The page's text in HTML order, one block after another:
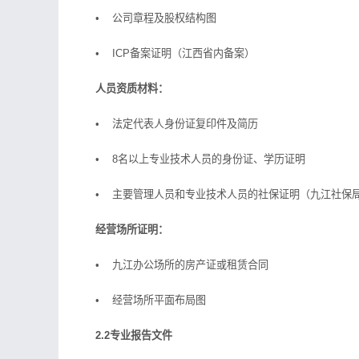
• 公司章程及股权结构图
• ICP备案证明（江西省内备案）
人员资质材料：
• 法定代表人身份证复印件及简历
• 8名以上专业技术人员的身份证、学历证明
• 主要管理人员和专业技术人员的社保证明（九江社保
经营场所证明：
• 九江办公场所的房产证或租赁合同
• 经营场所平面布局图
2.2专业报告文件